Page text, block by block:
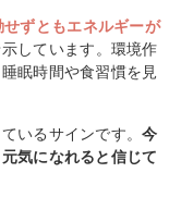
せずともエネルギーが
しています。環境作
眠時間や食習慣を見
いるサインです。今
気になれると信じて